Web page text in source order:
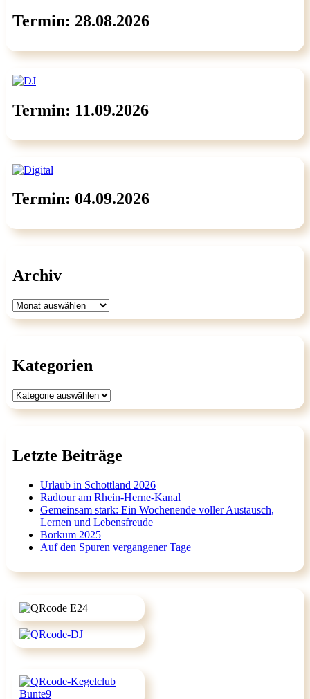
Termin: 28.08.2026
Termin: 11.09.2026
Termin: 04.09.2026
Archiv
Archiv
Kategorien
Kategorien
Letzte Beiträge
Urlaub in Schottland 2026
Radtour am Rhein-Herne-Kanal
Gemeinsam stark: Ein Wochenende voller Austausch,
Lernen und Lebensfreude
Borkum 2025
Auf den Spuren vergangener Tage